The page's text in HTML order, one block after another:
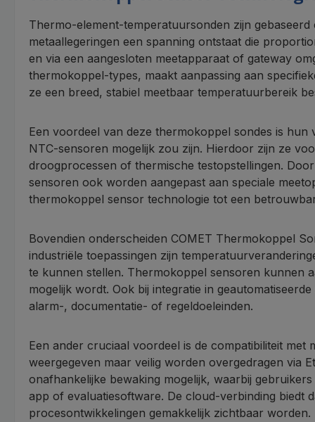
Thermo-element-temperatuursonden zijn
metaallegeringen een spanning ontstaat die
en via een aangesloten meetapparaat of gateway
thermokoppel-types, maakt aanpassing aan
ze een breed, stabiel meetbaar temperatuurbereik
Een voordeel van deze thermokoppel sondes is
NTC-sensoren mogelijk zou zijn. Hierdoor zijn ze
droogprocessen of thermische testopstellingen.
sensoren ook worden aangepast aan speciale
thermokoppel sensor technologie tot een
Bovendien onderscheiden COMET Thermokoppel
industriële toepassingen zijn
te kunnen stellen. Thermokoppel sensoren kunnen
mogelijk wordt. Ook bij integratie in
alarm-, documentatie- of regeldoeleinden.
Een ander cruciaal voordeel is de compatibiliteit
weergegeven maar veilig worden overgedragen via
onafhankelijke bewaking mogelijk, waarbij
app of evaluatiesoftware. De cloud-verbinding biedt
procesontwikkelingen gemakkelijk zichtbaar worden.